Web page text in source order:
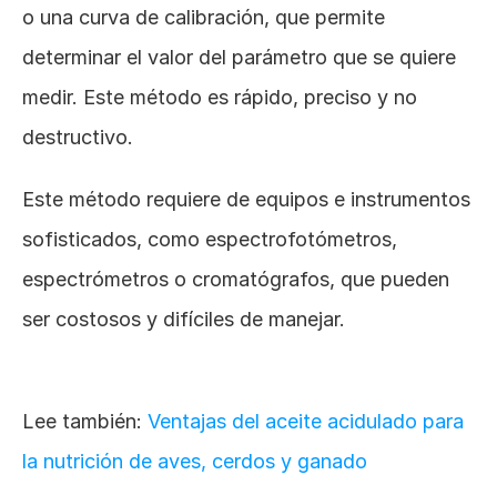
o una curva de calibración, que permite
determinar el valor del parámetro que se quiere
medir. Este método es rápido, preciso y no
destructivo.
Este método requiere de equipos e instrumentos
sofisticados, como espectrofotómetros,
espectrómetros o cromatógrafos, que pueden
ser costosos y difíciles de manejar.
Lee también: Ventajas del aceite acidulado para
la nutrición de aves, cerdos y ganado